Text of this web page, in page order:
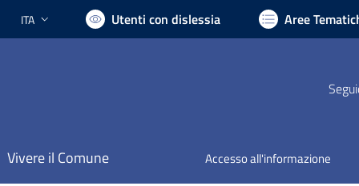
Lingua attiva:
ITA Utenti con dislessia Aree
Vivere il Comune Accesso all'informazione